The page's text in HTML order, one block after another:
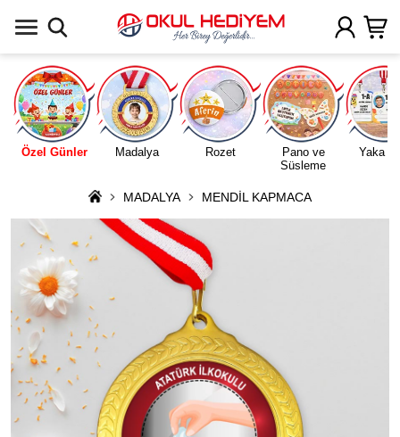
Özel Günler Madalya Rozet
Pano ve
Süsleme
Yaka
MADALYA MENDİL KAPMACA
Uygulamada Aç